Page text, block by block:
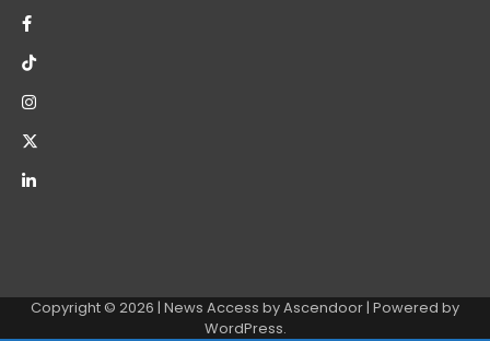
Copyright © 2026 | News Access byAscendoor| Powered by
WordPress.